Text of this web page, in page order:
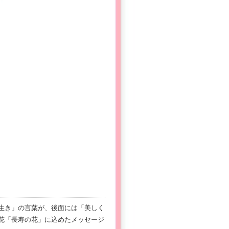
」の言葉が、後面には「美しく
「長寿の花」に込めたメッセージ